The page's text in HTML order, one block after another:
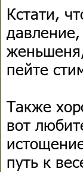
Кстати,
пейте
Также
вот
путь к